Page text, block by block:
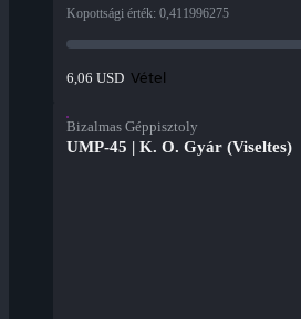
Kopottsági érték: 0,411996275
6,06 USD Vétel
Bizalmas Géppisztoly
UMP-45 | K. O. Gyár (Viseltes)